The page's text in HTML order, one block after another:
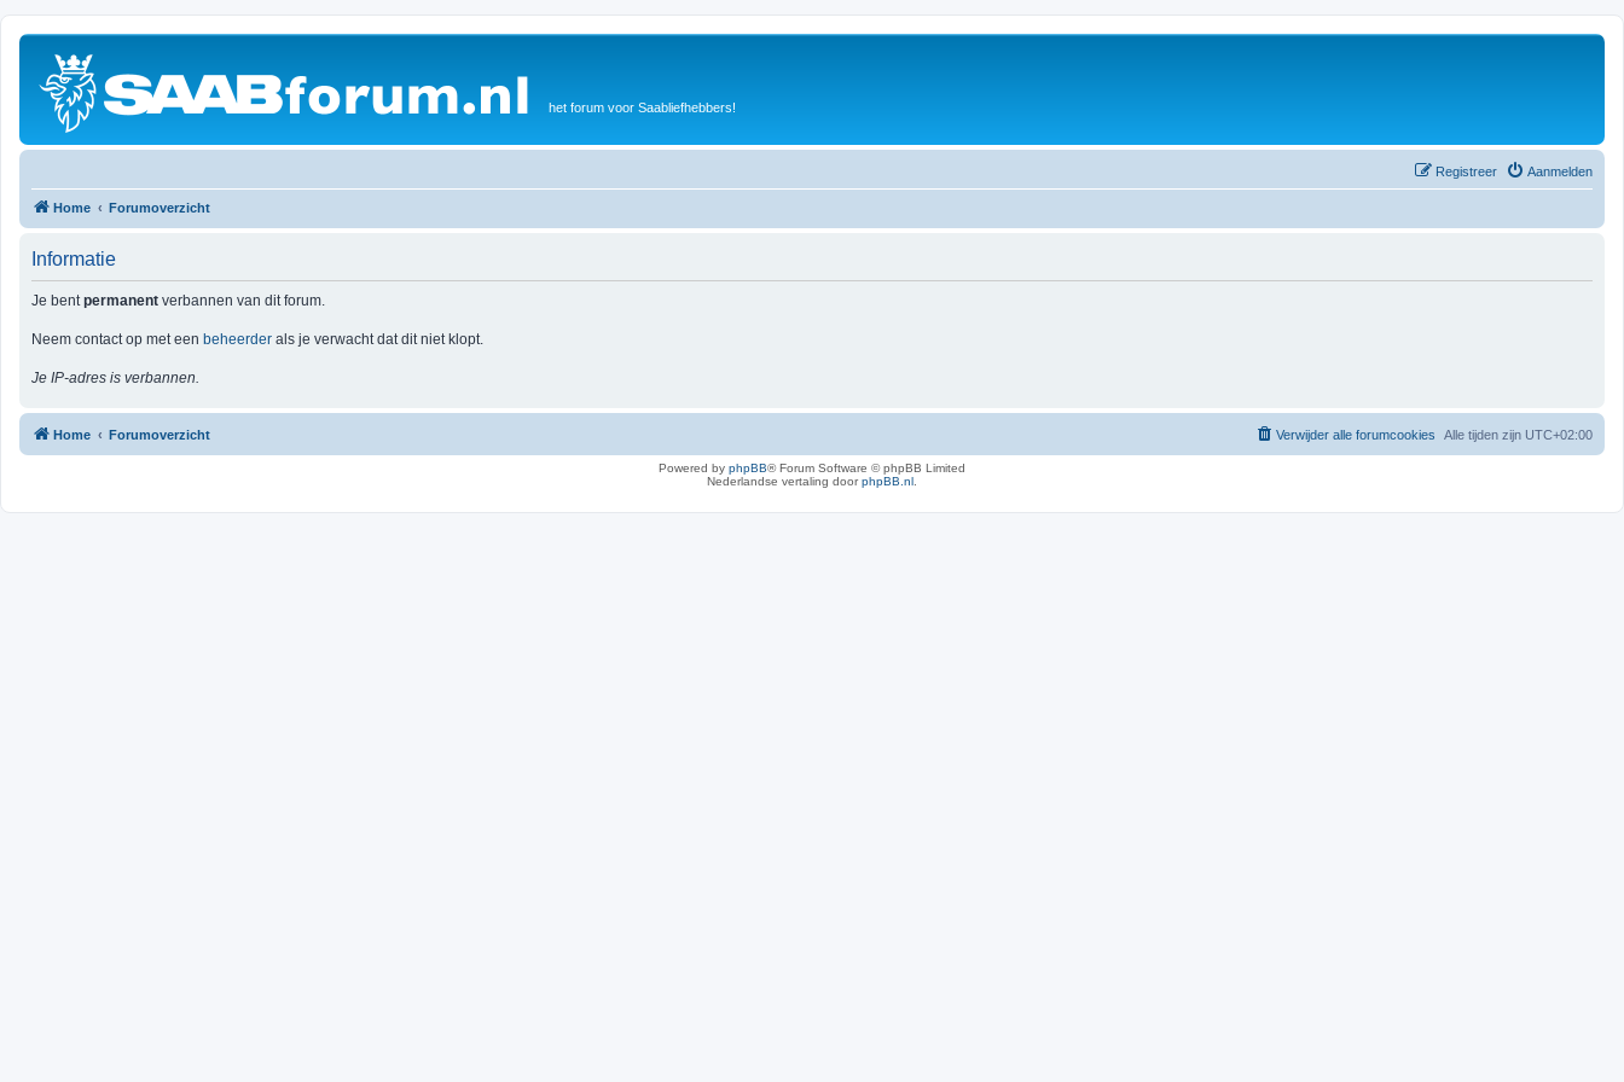
het forum voor Saabliefhebbers!
Aanmelden
Registreer
Home Forumoverzicht
Informatie
Je bentpermanent verbannen van dit forum.
Neem contact op met een beheerder als je verwacht dat dit niet klopt.
Je IP-adres is verbannen.
Home Forumoverzicht Alle tijden zijn UTC+02:00
Verwijder alle forumcookies
Powered by phpBB® Forum Software © phpBB Limited
Nederlandse vertaling doorphpBB.nl